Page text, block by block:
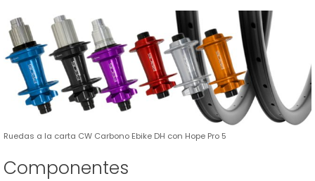
Ruedas a la carta CW Carbono Ebike DH con Hope Pro 5
Componentes